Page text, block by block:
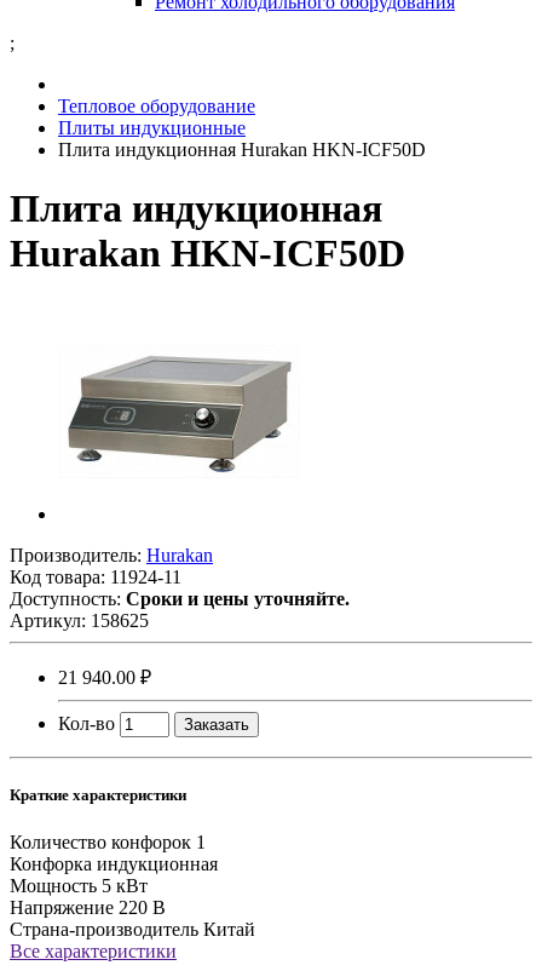
;
Тепловое оборудование
Плиты индукционные
Плита индукционная Hurakan HKN-ICF50D
Плита индукционная
Hurakan HKN-ICF50D
Производитель: Hurakan
Код товара: 11924-11
Доступность: Сроки и цены уточняйте.
Артикул: 158625
21 940.00 ₽
Кол-во Заказать
Краткие характеристики
Количество конфорок 1
Конфорка индукционная
Мощность 5 кВт
Напряжение 220 В
Страна-производитель Китай
Все характеристики